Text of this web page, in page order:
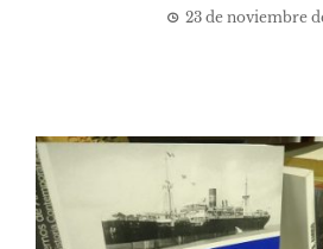
23 de noviembre